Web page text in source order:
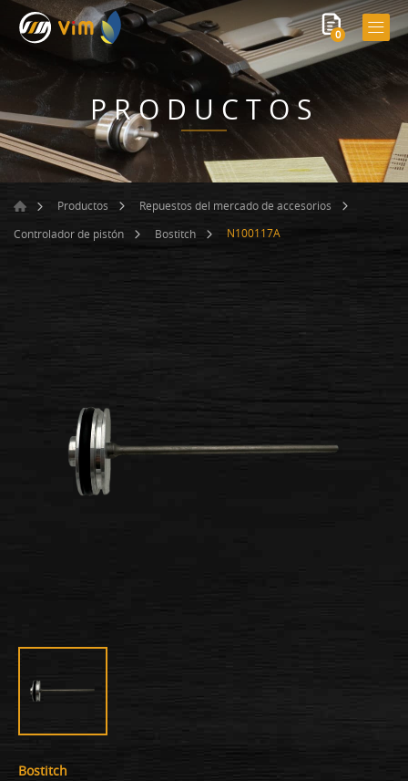
0
PRODUCTOS
Productos
Repuestos del mercado de accesorios
Controlador de pistón
Bostitch N100117A
Bostitch